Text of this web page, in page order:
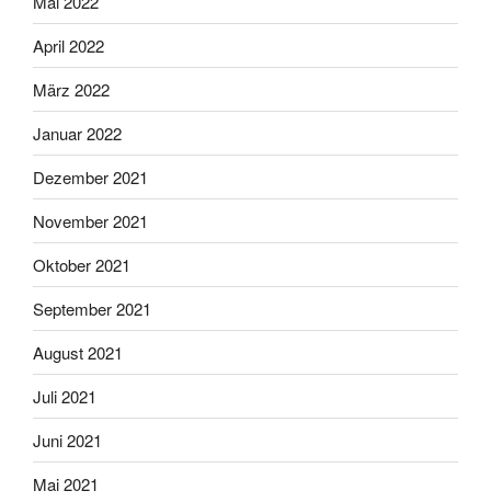
April 2022
März 2022
Januar 2022
Dezember 2021
November 2021
Oktober 2021
September 2021
August 2021
Juli 2021
Juni 2021
Mai 2021